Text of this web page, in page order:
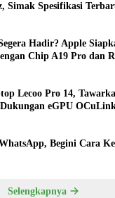
Simak Spesifikasi
Hadir? Apple
Chip A19 Pro dan
Lecoo Pro 14,
eGPU
Begini Cara
Selengkapnya